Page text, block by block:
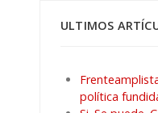
ULTIMOS
política